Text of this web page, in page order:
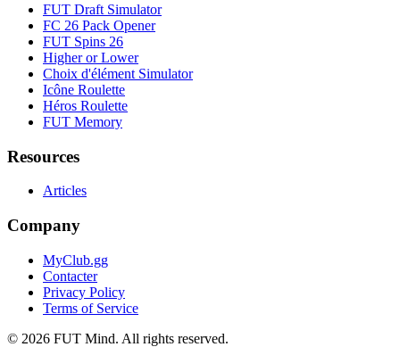
FUT Draft Simulator
FC 26 Pack Opener
FUT Spins 26
Higher or Lower
Choix d'élément Simulator
Icône Roulette
Héros Roulette
FUT Memory
Resources
Articles
Company
MyClub.gg
Contacter
Privacy Policy
Terms of Service
© 2026 FUT Mind. All rights reserved.